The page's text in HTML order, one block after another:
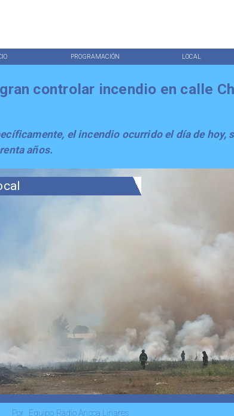
PROGRAMACIÓN LOCAL
Equipo Radio Ancoa Linares
Por
controlar incendio en calle
el incendio ocurrido el día de hoy,
años.